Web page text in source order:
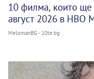
10 филма, които
август 2026 в HBO
MelomanBG - 10te.bg